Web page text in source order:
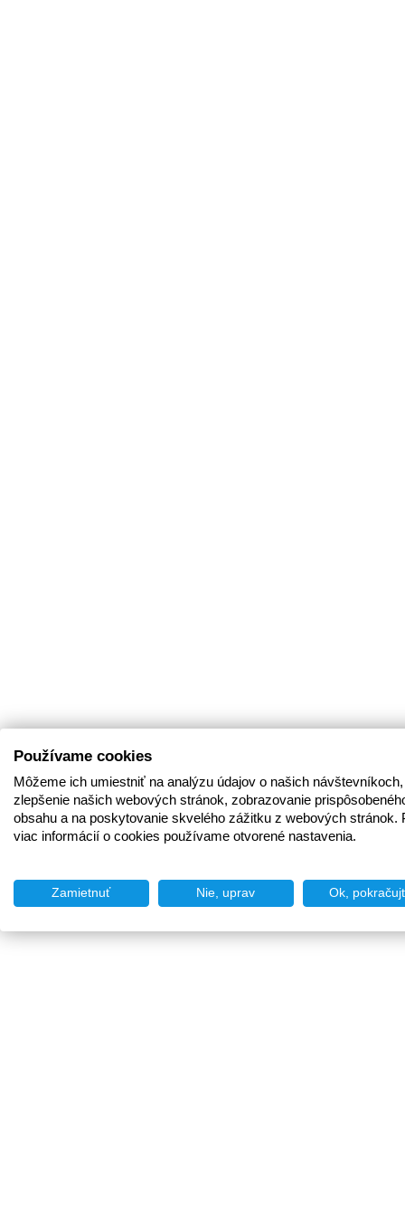
Používame cookies
Môžeme ich umiestniť na analýzu údajov o našich
zlepšenie našich webových stránok, zobrazovanie
obsahu a na poskytovanie skvelého zážitku z webových stránok.
viac informácií o cookies používame otvorené nastavenia.
Zamietnuť Nie, uprav Ok,